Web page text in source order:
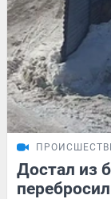
Достал из